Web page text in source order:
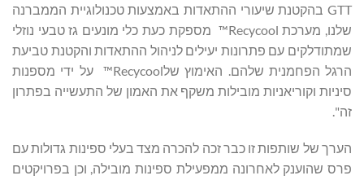
GTT בהקטנת שיעורי ההתאדות באמצעות טכנולוגיית הממברנה
שלנו, מערכת Recycool™ מספקת כעת כלי מונעים גז טבעי נוזלי
שמתודלקים עם פתרונות יעילים לניהול ההתאדות והקטנת טביעת
הרגל הפחמנית שלהם. האימוץ שלRecycool™ על ידי מספנות
סיניות וקוריאניות מובילות משקף את האמון של התעשייה בפתרון
זה".
הערך של שותפות זו כבר זכה להכרה מצד בעלי ספינות גדולות עם
פרס שהוענק לאחרונה ממפעילת ספינות מובילה, וכן בפרויקטים